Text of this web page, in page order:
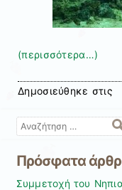
(περισσότερα…)
Δημοσιεύθηκε στις
Αναζήτηση
Πρόσφατα
Συμμετοχή του